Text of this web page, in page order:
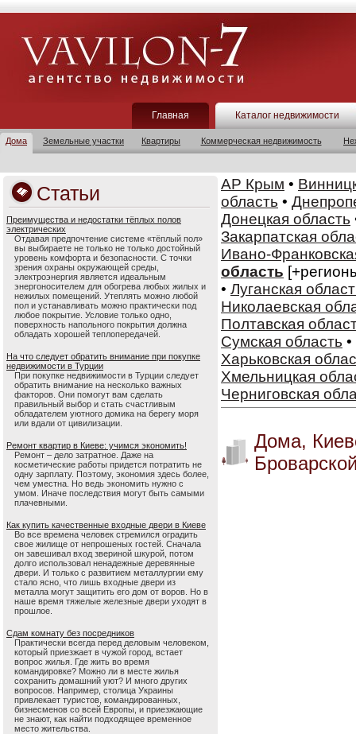
Главная Каталог недвижимости
Дома Земельные участки Квартиры Коммерческая недвижимость
Статьи
Преимущества и недостатки тёплых полов
электрических
Отдавая предпочтение системе «тёплый пол»
вы выбираете не только не только достойный
уровень комфорта и безопасности. С точки
зрения охраны окружающей среды,
электроэнергия является идеальным
энергоносителем для обогрева любых жилых и
нежилых помещений. Утеплять можно любой
пол и устанавливать можно практически под
любое покрытие. Условие только одно,
поверхность напольного покрытия должна
обладать хорошей теплопередачей.
На что следует обратить внимание при покупке
недвижимости в Турции
При покупке недвижимости в Турции следует
обратить внимание на несколько важных
факторов. Они помогут вам сделать
правильный выбор и стать счастливым
обладателем уютного домика на берегу моря
или вдали от цивилизации.
Ремонт квартир в Киеве: учимся экономить!
Ремонт – дело затратное. Даже на
косметические работы придется потратить не
одну зарплату. Поэтому, экономия здесь более,
чем уместна. Но ведь экономить нужно с
умом. Иначе последствия могут быть самыми
плачевными.
Как купить качественные входные двери в Киеве
Во все времена человек стремился оградить
свое жилище от непрошеных гостей. Сначала
он завешивал вход звериной шкурой, потом
долго использовал ненадежные деревянные
двери. И только с развитием металлургии ему
стало ясно, что лишь входные двери из
металла могут защитить его дом от воров. Но в
наше время тяжелые железные двери уходят в
прошлое.
Сдам комнату без посредников
Практически всегда перед деловым человеком,
который приезжает в чужой город, встает
вопрос жилья. Где жить во время
командировке? Можно ли в месте жилья
сохранить домашний уют? И много других
вопросов. Например, столица Украины
привлекает туристов, командированных,
бизнесменов со всей Европы, и приезжающие
не знают, как найти подходящее временное
место жительства.
АР Крым •
область •
Донецкая область
Закарпатская
Ивано-
область
• Луганская
Николаевская
Полтавская
Сумская область •
Харьковская
Хмельницкая
Черниговская
Дома,